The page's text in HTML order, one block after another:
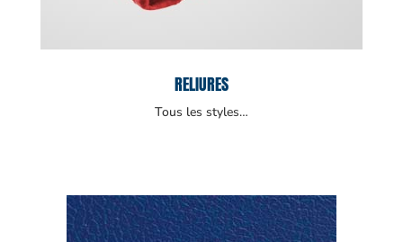
RELIURES
Tous les styles…